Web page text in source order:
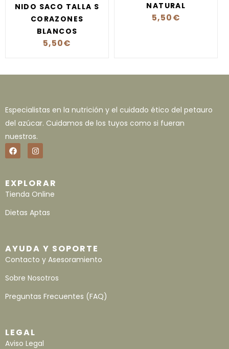
NIDO SACO TALLA S
CORAZONES
BLANCOS
5,50€
NATURAL
5,50€
Especialistas en la nutrición y el cuidado ético del petauro
del azúcar. Cuidamos de los tuyos como si fueran
nuestros.
EXPLORAR
Tienda Online
Dietas Aptas
AYUDA Y SOPORTE
Contacto y Asesoramiento
Sobre Nosotros
Preguntas Frecuentes (FAQ)
LEGAL
Aviso Legal